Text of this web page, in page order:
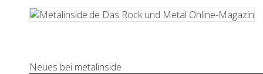
Neues bei metalinside